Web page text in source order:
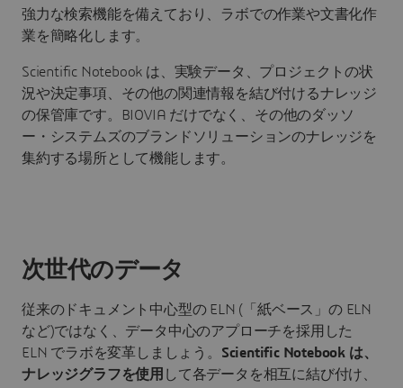
強力な検索機能を備えており、ラボでの作業や文書化作
業を簡略化します。
Scientific Notebook は、実験データ、プロジェクトの状
況や決定事項、その他の関連情報を結び付けるナレッジ
の保管庫です。BIOVIA だけでなく、その他のダッソ
ー・システムズのブランドソリューションのナレッジを
集約する場所として機能します。
次世代のデータ
従来のドキュメント中心型の ELN (「紙ベース」の ELN
など)ではなく、データ中心のアプローチを採用した
ELN でラボを変革しましょう。 Scientific Notebook は、
ナレッジグラフを使用 して各データを相互に結び付け、